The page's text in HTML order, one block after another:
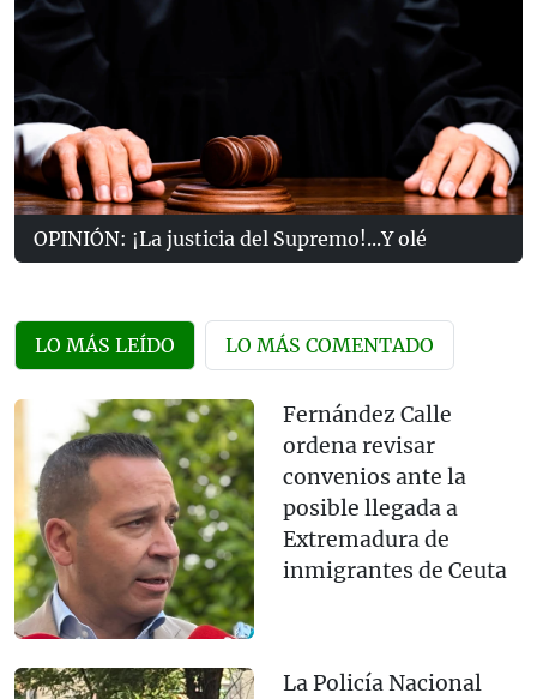
OPINIÓN: ¡La justicia del Supremo!...Y olé
LO MÁS LEÍDO LO MÁS COMENTADO
Fernández Calle
ordena revisar
convenios ante la
posible llegada a
Extremadura de
inmigrantes de Ceuta
La Policía Nacional